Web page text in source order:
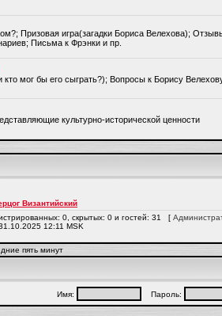
Призовая игра(загадки Бориса Велехова);
Письма к Фрэнки и пр.
мог бы его сыграть?); Вопросы к Борису
культурно-исторической ценности
Византийский
0, скрытых: 0 и гостей: 31 [
12:11 MSK
пять минут
Имя: Пароль: